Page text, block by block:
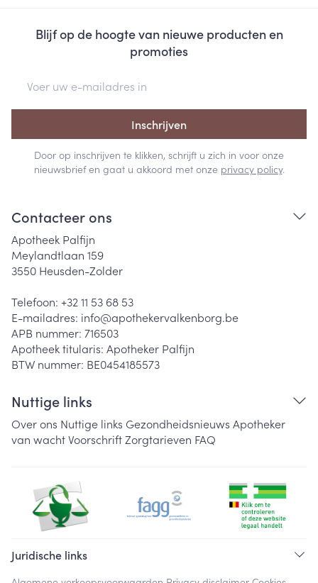
Blijf op de hoogte van nieuwe producten en
promoties
Inschrijven
Door op inschrijven te klikken, schrijft u zich in voor onze
nieuwsbrief en gaat u akkoord met onze privacy policy.
Contacteer ons
Apotheek Palfijn
Meylandtlaan 159
3550 Heusden-Zolder
Telefoon: +32 11 53 68 53
E-mailadres: info@apothekervalkenborg.be
APB nummer: 716503
Apotheek titularis: Apotheker Palfijn
BTW nummer: BE0454185573
Nuttige links
Over ons Nuttige links Gezondheidsnieuws Apotheker
van wachtVoorschriftZorgtarieven FAQ
Juridische links